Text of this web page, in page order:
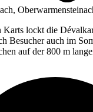
Karts lockt die
Besucher auch im
auf der 800 m